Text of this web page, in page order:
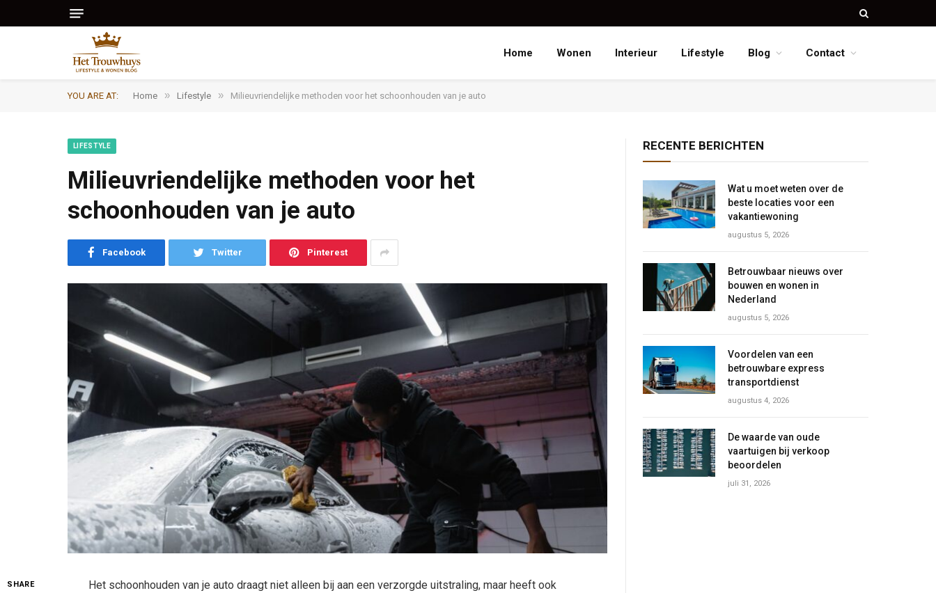
Home Wonen Interieur Lifestyle Blog Contact
YOU ARE AT: Home » Lifestyle » Milieuvriendelijke methoden voor het schoonhouden van je auto
LIFESTYLE
Milieuvriendelijke methoden voor het
schoonhouden van je auto
Facebook Twitter Pinterest
SHARE
Het schoonhouden van je auto draagt niet alleen bij aan een verzorgde uitstraling, maar heeft ook
RECENTE BERICHTEN
Wat u moet weten over de
beste locaties voor een
vakantiewoning
augustus 5, 2026
Betrouwbaar nieuws over
bouwen en wonen in
Nederland
augustus 5, 2026
Voordelen van een
betrouwbare express
transportdienst
augustus 4, 2026
De waarde van oude
vaartuigen bij verkoop
beoordelen
juli 31, 2026